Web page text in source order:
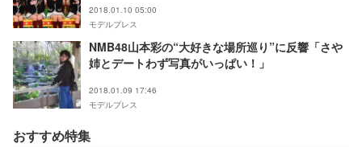
2018.01.10 05:00
モデルプレス
NMB48山本彩の“大好きな場所巡り”に反響「さや
姉とデートわず写真がいっぱい！」
2018.01.09 17:46
モデルプレス
おすすめ特集